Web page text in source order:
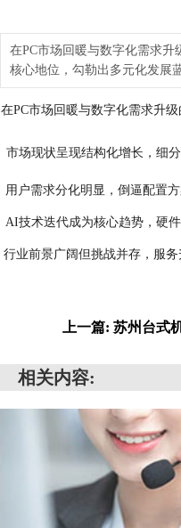
在PC市场回暖与数字化需求
核心地位，勾勒出多元化发展
在PC市场回暖与数字化需求升级
市场现状呈现结构化增长，细
用户需求分化明显，倒逼配置
AI技术迭代成为核心趋势，硬
行业前景广阔但挑战并存，服
上一篇: 苏州台式
相关内容: